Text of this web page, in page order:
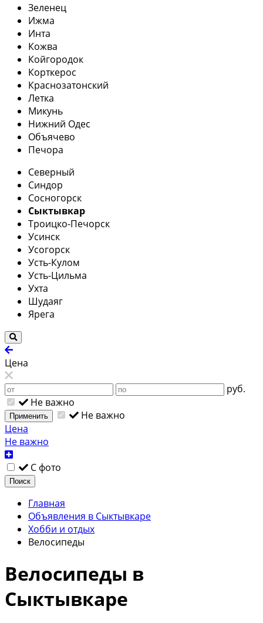
Зеленец
Ижма
Инта
Кожва
Койгородок
Корткерос
Краснозатонский
Летка
Микунь
Нижний Одес
Объячево
Печора
Северный
Синдор
Сосногорск
Сыктывкар
Троицко-Печорск
Усинск
Усогорск
Усть-Кулом
Усть-Цильма
Ухта
Шудаяг
Ярега
Цена
руб.
Не важно
Применить
Не важно
Цена
Не важно
С фото
Поиск
Главная
Объявления в Сыктывкаре
Хобби и отдых
Велосипеды
Велосипеды в
Сыктывкаре